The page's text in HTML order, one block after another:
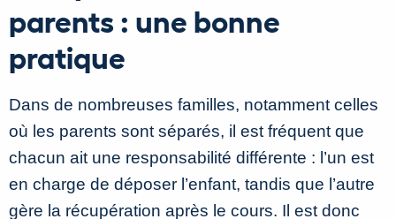
parents : une bonne
pratique
Dans de nombreuses familles, notamment celles
où les parents sont séparés, il est fréquent que
chacun ait une responsabilité différente : l’un est
en charge de déposer l’enfant, tandis que l’autre
gère la récupération après le cours. Il est donc